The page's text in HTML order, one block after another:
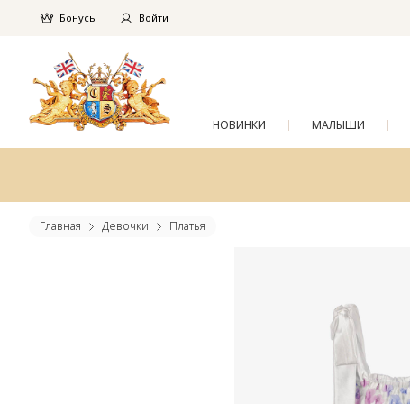
Бонусы Войти
НОВИНКИ МАЛЫШИ
Главная Девочки Платья